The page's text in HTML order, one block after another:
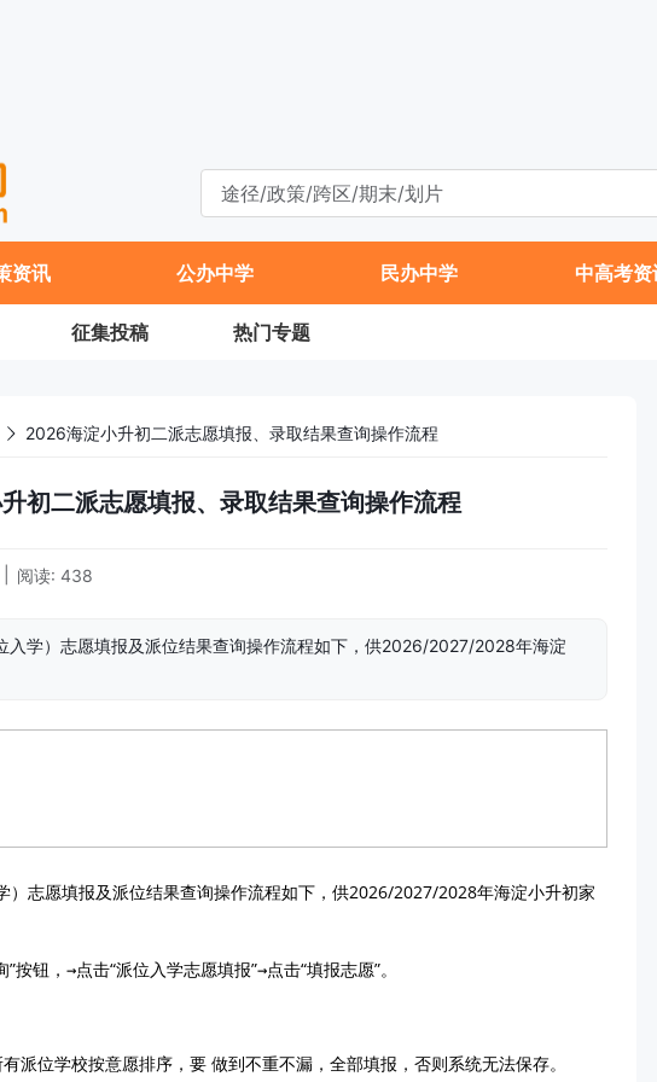
资讯 公办中学 民办中学 中高考资
征集投稿 热门专题
2026海淀小升初二派志愿填报、录取结果查询操作流程
初二派志愿填报、录取结果查询操作流程
阅读: 438
入学）志愿填报及派位结果查询操作流程如下，供2026/2027/2028年海淀
志愿填报及派位结果查询操作流程如下，供2026/2027/2028年海淀小升初家
按钮， →点击“派位入学志愿填报”→点击“填报志愿”。
派位学校按意愿排序，要 做到不重不漏，全部填报，否则系统无法保存。